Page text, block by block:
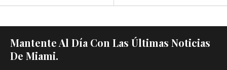
Mantente Al Día Con Las Últimas Noticias
De Miami.